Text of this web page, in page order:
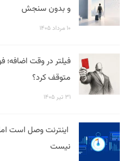
و بدون سنجش
۱۰ مرداد ۱۴۰۵
متوقف کرد؟
۳۱ تیر ۱۴۰۵
اینترنت وصل است
نیست